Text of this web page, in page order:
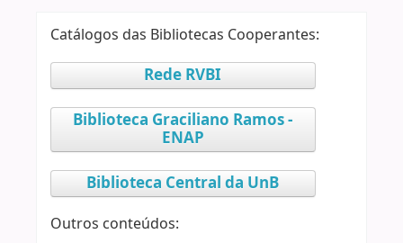
Catálogos das Bibliotecas Cooperantes:
Rede RVBI
Biblioteca Graciliano Ramos -
ENAP
Biblioteca Central da UnB
Outros conteúdos: